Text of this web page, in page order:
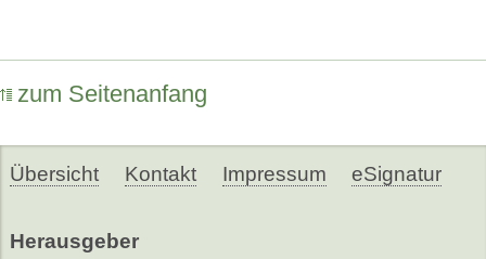
zum Seitenanfang
Übersicht Kontakt Impressum eSignatur
Herausgeber